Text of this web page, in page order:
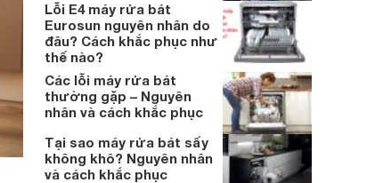
Lỗi E4 máy rửa bát
Eurosun nguyên nhân do
đâu? Cách khắc phục như
thế nào?
Các lỗi máy rửa bát
thường gặp – Nguyên
nhân và cách khắc phục
Tại sao máy rửa bát sấy
không khô? Nguyên nhân
và cách khắc phục